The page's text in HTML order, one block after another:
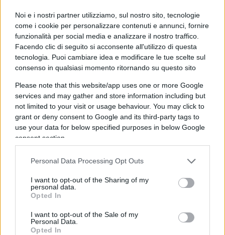
Noi e i nostri partner utilizziamo, sul nostro sito, tecnologie
come i cookie per personalizzare contenuti e annunci, fornire
funzionalità per social media e analizzare il nostro traffico.
Facendo clic di seguito si acconsente all'utilizzo di questa
tecnologia. Puoi cambiare idea e modificare le tue scelte sul
consenso in qualsiasi momento ritornando su questo sito
Please note that this website/app uses one or more Google
services and may gather and store information including but
not limited to your visit or usage behaviour. You may click to
grant or deny consent to Google and its third-party tags to
use your data for below specified purposes in below Google
consent section.
Personal Data Processing Opt Outs
I want to opt-out of the Sharing of my
personal data.
Opted In
I want to opt-out of the Sale of my
Personal Data.
Opted In
pubblico più ampio.
Segui qui l’andamento del prezzo di Ethereum (ETH)
Ed ecco come funziona il
guadagno passivo
Acquistare un token di un individuo, il cui indirizzo
wallet è collegato al suo account Twitter, concede
ai compratoriaccesso a una chat di gruppo
che lechiavi vengono comprate e vendute
l’individuo di cui si scambiano le chiavi riceve
una piccola “commissione” – una
percentuale
sulla vendita – in